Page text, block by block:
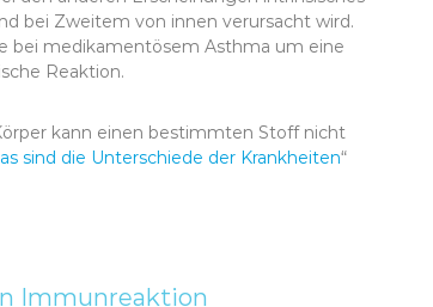
bei Zweitem von innen verursacht wird.
bei medikamentösem Asthma um eine
Reaktion.
kann einen bestimmten Stoff nicht
sind die Unterschiede der Krankheiten“
Immunreaktion